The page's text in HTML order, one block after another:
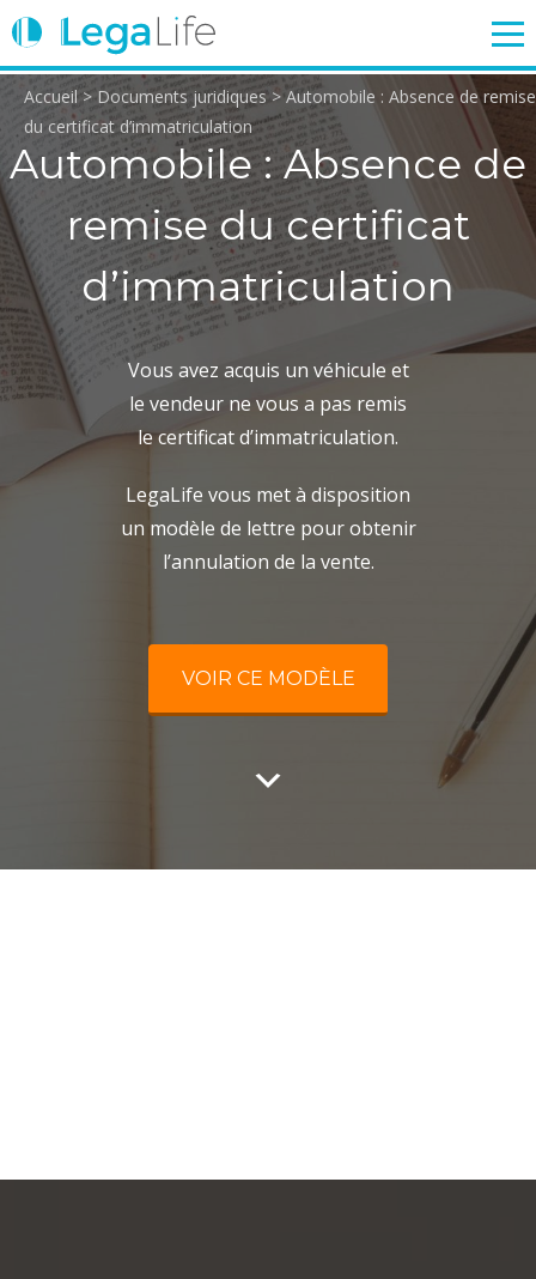
ENTREPRISE TRAVAIL IMMOBILIER FAMILLE
Login
Accueil>Documents juridiques>Automobile : Absence de remise
du certificat d’immatriculation
Automobile : Absence de
remise du certificat
d’immatriculation
Vous avez acquis un véhicule et
le vendeur ne vous a pas remis
le certificat d’immatriculation.
LegaLife vous met à disposition
un modèle de lettre pour obtenir
l’annulation de la vente.
VOIR CE MODÈLE